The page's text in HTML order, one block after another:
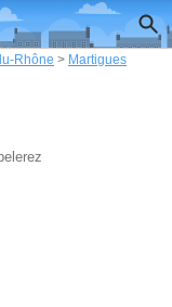
Rhône > Martigues